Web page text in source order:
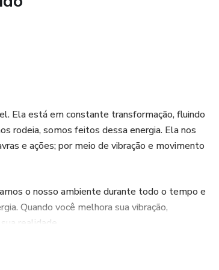
de números - é sobre cura, crescimento e
— é sobre transformar a forma como
oferecem técnicas e regras prontas,
os dias você tem a oportunidade de
Ela está em constante transformação, fluindo
rodeia, somos feitos dessa energia. Ela nos
e ações; por meio de vibração e movimento
o nosso ambiente durante todo o tempo e
Quando você melhora sua vibração,
realidade.